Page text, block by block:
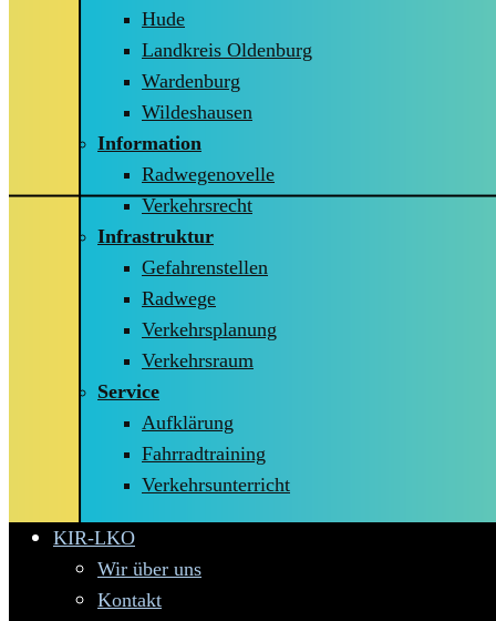
Hude
Landkreis Oldenburg
Wardenburg
Wildeshausen
Information
Radwegenovelle
Verkehrsrecht
Infrastruktur
Gefahrenstellen
Radwege
Verkehrsplanung
Verkehrsraum
Service
Aufklärung
Fahrradtraining
Verkehrsunterricht
KIR-LKO
Wir über uns
Kontakt